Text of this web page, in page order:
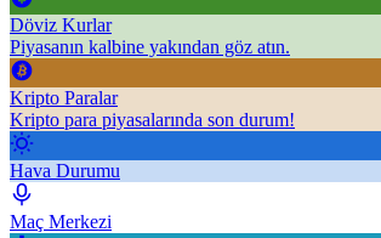
Döviz Kurlar
Piyasanın kalbine yakından göz atın.
Kripto Paralar
Kripto para piyasalarında son durum!
Hava Durumu
Maç Merkezi